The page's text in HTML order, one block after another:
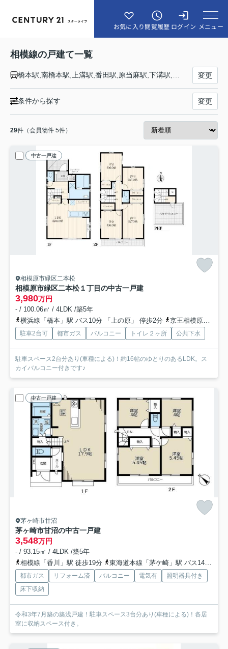
お気に入り閲覧履歴 ログイン メニュー
相模線の戸建て一覧
橋本駅,南橋本駅,上溝駅,番田駅,原当麻駅,下溝駅,相武台下駅,入谷駅,海老名駅,厚木駅,社家駅,門沢橋駅,倉見駅,宮山駅,寒川駅,香川駅,北茅ケ崎駅,茅ケ崎駅 変更
条件から探す 変更
29件（会員物件 5件）
中古一戸建
相模原市緑区二本松
相模原市緑区二本松１丁目の中古一戸建
3,980万円
- / 100.06㎡ / 4LDK /築5年
横浜線「橋本」駅 バス10分 「上の原」 停歩2分
京王相模原線「橋本」駅 バス10分 「上の原」 停歩2分
駐車2台可 都市ガス バルコニー トイレ２ヶ所 公共下水
駐車スペース2台分あり(車種による)！約16帖のゆとりのあるLDK。ス
カイバルコニー付きです♪
中古一戸建
茅ヶ崎市甘沼
茅ヶ崎市甘沼の中古一戸建
3,548万円
- / 93.15㎡ / 4LDK /築5年
相模線「香川」駅 徒歩19分
東海道本線「茅ケ崎」駅 バス14分 「甘沼」 停歩4分
都市ガス リフォーム済 バルコニー 電気有
照明器具付き
床下収納
令和3年7月築の築浅戸建！駐車スペース3台分あり(車種による)！各居
室に収納スペース付き。